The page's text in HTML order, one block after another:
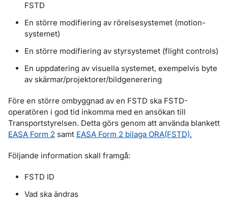
FSTD
En större modifiering av rörelsesystemet (motion-
systemet)
En större modifiering av styrsystemet (flight controls)
En uppdatering av visuella systemet, exempelvis byte
av skärmar/projektorer/bildgenerering
Före en större ombyggnad av en FSTD ska FSTD-
operatören i god tid inkomma med en ansökan till
Transportstyrelsen. Detta görs genom att använda blankett
EASA Form 2 samt EASA Form 2 bilaga ORA(FSTD).
Följande information skall framgå:
FSTD ID
Vad ska ändras